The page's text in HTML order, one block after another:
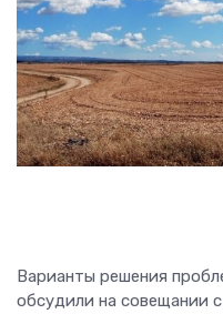
Варианты решения
обсудили на совещании